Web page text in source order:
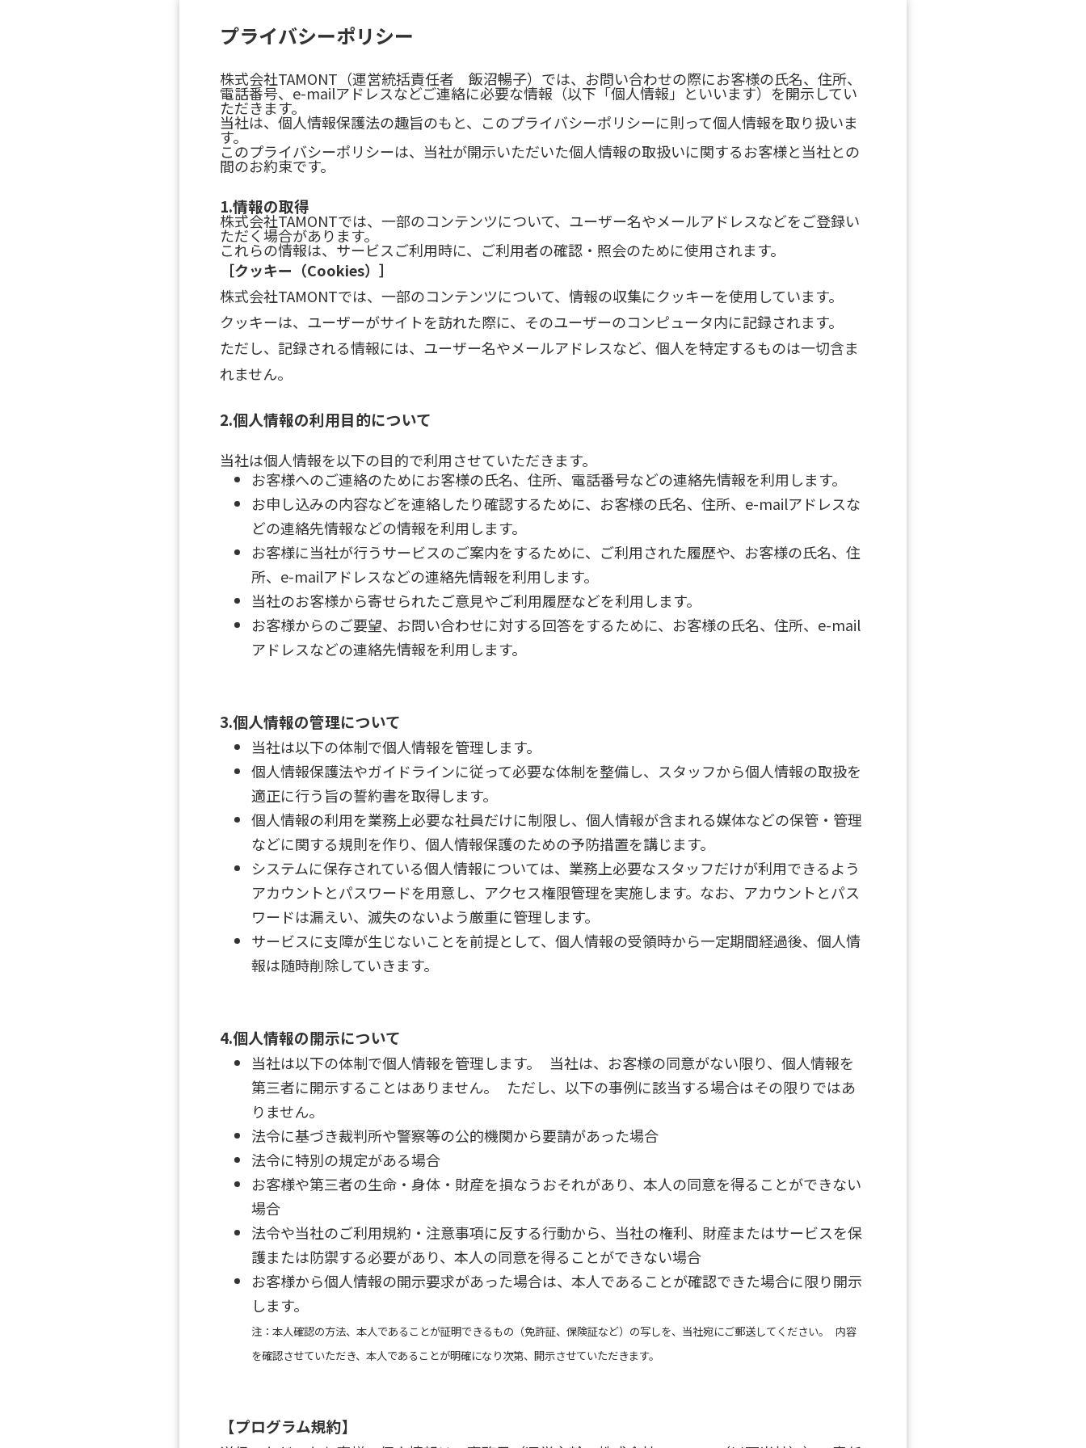
プライバシーポリシー
株式会社TAMONT（運営統括責任者 飯沼暢子）では、お問い合わせの際にお客様の氏名、住所、
電話番号、e-mailアドレスなどご連絡に必要な情報（以下「個人情報」といいます）を開示してい
ただきます。
当社は、個人情報保護法の趣旨のもと、このプライバシーポリシーに則って個人情報を取り扱いま
す。
このプライバシーポリシーは、当社が開示いただいた個人情報の取扱いに関するお客様と当社との
間のお約束です。
1.情報の取得
株式会社TAMONTでは、一部のコンテンツについて、ユーザー名やメールアドレスなどをご登録い
ただく場合があります。
これらの情報は、サービスご利用時に、ご利用者の確認・照会のために使用されます。
［クッキー（Cookies）］
株式会社TAMONTでは、一部のコンテンツについて、情報の収集にクッキーを使用しています。
クッキーは、ユーザーがサイトを訪れた際に、そのユーザーのコンピュータ内に記録されます。
ただし、記録される情報には、ユーザー名やメールアドレスなど、個人を特定するものは一切含ま
れません。
2.個人情報の利用目的について
当社は個人情報を以下の目的で利用させていただきます。
お客様へのご連絡のためにお客様の氏名、住所、電話番号などの連絡先情報を利用します。
お申し込みの内容などを連絡したり確認するために、お客様の氏名、住所、e-mailアドレスな
どの連絡先情報などの情報を利用します。
お客様に当社が行うサービスのご案内をするために、ご利用された履歴や、お客様の氏名、住
所、e-mailアドレスなどの連絡先情報を利用します。
当社のお客様から寄せられたご意見やご利用履歴などを利用します。
お客様からのご要望、お問い合わせに対する回答をするために、お客様の氏名、住所、e-mail
アドレスなどの連絡先情報を利用します。
3.個人情報の管理について
当社は以下の体制で個人情報を管理します。
個人情報保護法やガイドラインに従って必要な体制を整備し、スタッフから個人情報の取扱を
適正に行う旨の誓約書を取得します。
個人情報の利用を業務上必要な社員だけに制限し、個人情報が含まれる媒体などの保管・管理
などに関する規則を作り、個人情報保護のための予防措置を講じます。
システムに保存されている個人情報については、業務上必要なスタッフだけが利用できるよう
アカウントとパスワードを用意し、アクセス権限管理を実施します。なお、アカウントとパス
ワードは漏えい、滅失のないよう厳重に管理します。
サービスに支障が生じないことを前提として、個人情報の受領時から一定期間経過後、個人情
報は随時削除していきます。
4.個人情報の開示について
当社は以下の体制で個人情報を管理します。 当社は、お客様の同意がない限り、個人情報を
第三者に開示することはありません。 ただし、以下の事例に該当する場合はその限りではあ
りません。
法令に基づき裁判所や警察等の公的機関から要請があった場合
法令に特別の規定がある場合
お客様や第三者の生命・身体・財産を損なうおそれがあり、本人の同意を得ることができない
場合
法令や当社のご利用規約・注意事項に反する行動から、当社の権利、財産またはサービスを保
護または防禦する必要があり、本人の同意を得ることができない場合
お客様から個人情報の開示要求があった場合は、本人であることが確認できた場合に限り開示
します。
注：本人確認の方法、本人であることが証明できるもの（免許証、保険証など）の写しを、当社宛にご郵送してください。 内容
を確認させていただき、本人であることが明確になり次第、開示させていただきます。
【プログラム規約】